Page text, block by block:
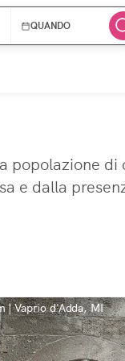
QUANDO
popolazione
e dalla
| Vaprio d'Adda, MI